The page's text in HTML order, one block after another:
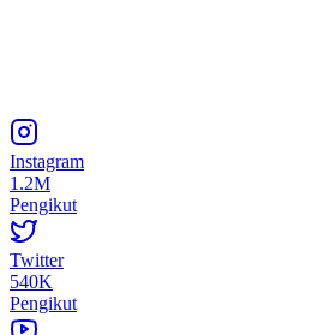
Instagram
1.2M
Pengikut
Twitter
540K
Pengikut